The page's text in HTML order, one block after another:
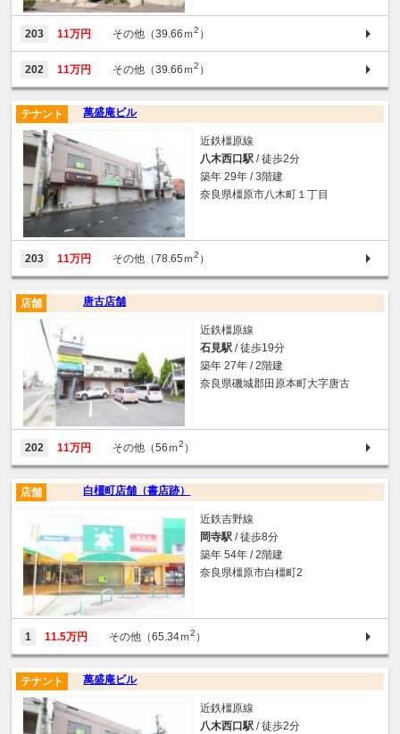
203 11万円 その他（39.66ｍ2 ）
202 11万円 その他（39.66ｍ2 ）
萬盛庵ビル
テナント
近鉄橿原線
八木西口駅 / 徒歩2分
築年 29年 / 3階建
奈良県橿原市八木町１丁目
203 11万円 その他（78.65ｍ2 ）
唐古店舗
店舗
近鉄橿原線
石見駅 / 徒歩19分
築年 27年 / 2階建
奈良県磯城郡田原本町大字唐古
202 11万円 その他（56ｍ2 ）
白橿町店舗（書店跡）
店舗
近鉄吉野線
岡寺駅 / 徒歩8分
築年 54年 / 2階建
奈良県橿原市白橿町2
1 11.5万円 その他（65.34ｍ2 ）
萬盛庵ビル
テナント
近鉄橿原線
八木西口駅 / 徒歩2分